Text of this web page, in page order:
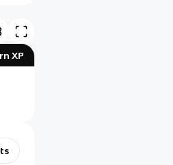
XP